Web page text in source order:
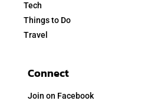
Tech
Things to Do
Travel
Connect
Join on Facebook